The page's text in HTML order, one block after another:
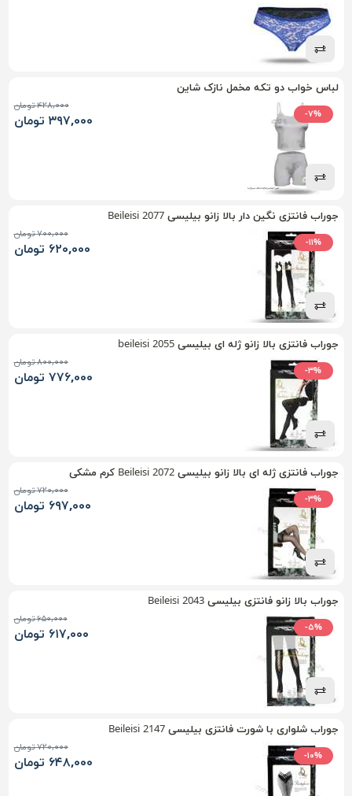
لباس خواب دو تکه مخمل نازک شاین
-۷%
۴۲۸,۰۰۰ تومان
۳۹۷,۰۰۰ تومان
جوراب فانتزی نگین دار بالا زانو بیلیسی Beileisi 2077
-۱۱%
۷۰۰,۰۰۰ تومان
۶۲۰,۰۰۰ تومان
جوراب فانتزی بالا زانو ژله ای بیلیسی beileisi 2055
-۳%
۸۰۰,۰۰۰ تومان
۷۷۶,۰۰۰ تومان
جوراب فانتزی ژله ای بالا زانو بیلیسی Beileisi 2072 کرم مشکی
-۳%
۷۲۰,۰۰۰ تومان
۶۹۷,۰۰۰ تومان
جوراب بالا زانو فانتزی بیلیسی Beileisi 2043
-۵%
۶۵۰,۰۰۰ تومان
۶۱۷,۰۰۰ تومان
جوراب شلواری با شورت فانتزی بیلیسی Beileisi 2147
-۱۰%
۷۲۰,۰۰۰ تومان
۶۴۸,۰۰۰ تومان